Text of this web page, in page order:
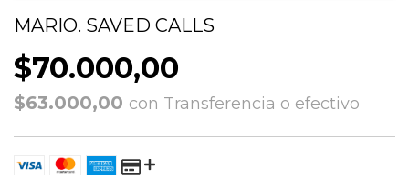
MARIO. SAVED CALLS
$70.000,00
$63.000,00 con Transferencia o efectivo